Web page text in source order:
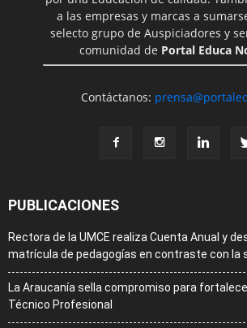
a las empresas y marcas a
selecto grupo de Auspiciadores y
comunidad de Portal Educa
Contáctanos:
PUBLICACIONES
Rectora de la UMCE realiza Cuenta Anual y
matrícula de pedagogías en contraste con la
La Araucanía sella compromiso para
Técnico Profesional